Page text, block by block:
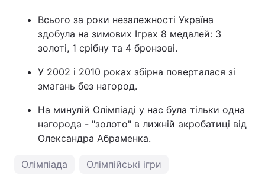
Всього за роки незалежності Україна
здобула на зимових Іграх 8 медалей: 3
золоті, 1 срібну та 4 бронзові.
У 2002 і 2010 роках збірна поверталася зі
змагань без нагород.
На минулій Олімпіаді у нас була тільки одна
нагорода - "золото" в лижній акробатиці від
Олександра Абраменка.
Олімпіада Олімпійські ігри